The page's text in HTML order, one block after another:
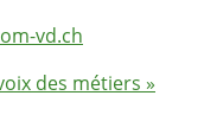
vd.ch
des métiers »